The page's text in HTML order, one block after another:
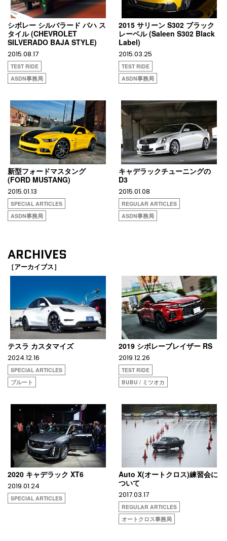
シボレー シルバラード バハ ス
タイル (CHEVROLET
SILVERADO BAJA STYLE)
2015.08.17
TEST RIDE
ASDN事務局
2015 サリーン S302 ブラック
レーベル (Saleen S302 Black
Label)
2015.03.25
TEST RIDE
ASDN事務局
新型フォードマスタング
(FORD MUSTANG)
2015.01.13
SPECIAL ARTICLES
ASDN事務局
キャデラックチューニングの
D3
2015.01.08
REGULAR ARTICLES
ASDN事務局
ARCHIVES
［アーカイブス］
テスラ カスタマイズ
2024.12.16
SPECIAL ARTICLES
ブルート
2019 シボレーブレイザー RS
2019.12.26
TEST RIDE
BUBU / ミツオカ
2020 キャデラック XT6
2019.01.24
SPECIAL ARTICLES
Auto X(オートクロス)練習会に
ついて
2017.03.17
REGULAR ARTICLES
オートクロス事務局